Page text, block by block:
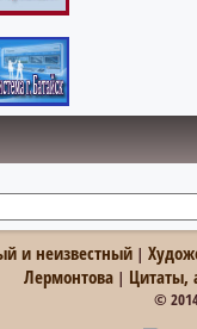
и неизвестный |
Лермонтова | Цитаты,
©